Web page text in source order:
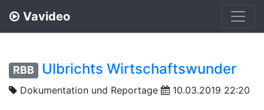
Vavideo
RBB Ulbrichts Wirtschaftswunder
Dokumentation und Reportage 10.03.2019 22:20